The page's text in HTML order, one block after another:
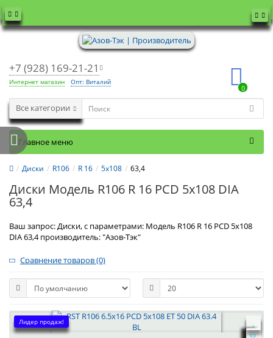
+7 (928) 169-21-21
Интернет магазин Опт: Виталий
0
Все категории
Главное меню
Диски R106 R 16 5x108 63,4
Диски Модель R106 R 16 PCD 5x108 DIA
63,4
Ваш запрос: Диски, с параметрами: Модель R106 R 16 PCD 5x108
DIA 63,4 производитель: "Азов-Тэк"
Сравнение товаров (0)
Лидер продаж!